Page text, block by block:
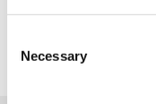
Selection
Necessary